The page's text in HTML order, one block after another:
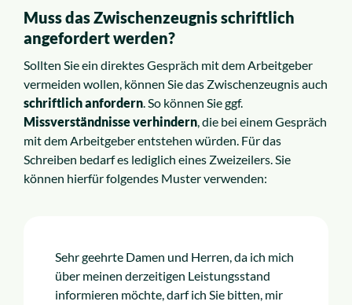
Muss das Zwischenzeugnis schriftlich
angefordert werden?
Sollten Sie ein direktes Gespräch mit dem Arbeitgeber
vermeiden wollen, können Sie das Zwischenzeugnis auch
schriftlich anfordern. So können Sie ggf.
Missverständnisse verhindern, die bei einem Gespräch
mit dem Arbeitgeber entstehen würden. Für das
Schreiben bedarf es lediglich eines Zweizeilers. Sie
können hierfür folgendes Muster verwenden:
Sehr geehrte Damen und Herren, da ich mich
über meinen derzeitigen Leistungsstand
informieren möchte, darf ich Sie bitten, mir